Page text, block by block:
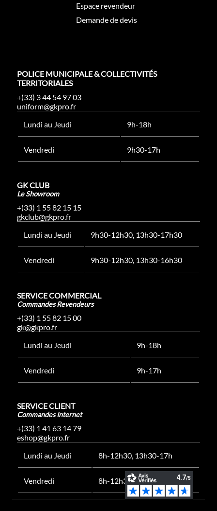
Espace revendeur
Demande de devis
POLICE MUNICIPALE & COLLECTIVITÉS
TERRITORIALES
+(33) 3 44 54 97 03
uniform@gkpro.fr
Lundi au Jeudi
9h-18h
Vendredi 9h30-17h
GK CLUB
Le Showroom
+(33) 1 55 82 15 15
gkclub@gkpro.fr
Lundi au Jeudi
9h30-12h30, 13h30-17h30
Vendredi 9h30-12h30, 13h30-16h30
SERVICE COMMERCIAL
Commandes Revendeurs
+(33) 1 55 82 15 00
gk@gkpro.fr
Lundi au Jeudi
9h-18h
Vendredi 9h-17h
SERVICE CLIENT
Commandes Internet
+(33) 1 41 63 14 79
eshop@gkpro.fr
Lundi au Jeudi
8h-12h30, 13h30-17h
Vendredi 8h-12h30, 13h30-16h